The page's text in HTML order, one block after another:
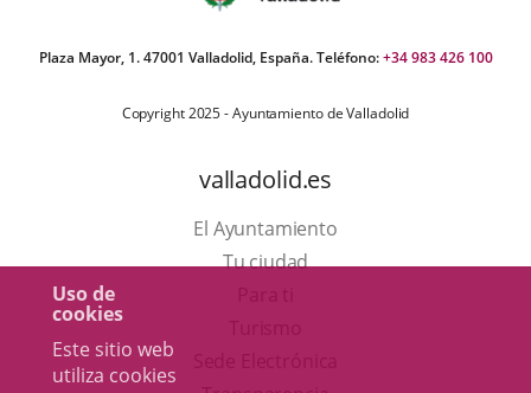
Uso de
cookies
Este sitio web
utiliza cookies
Plaza Mayor, 1. 47001 Valladolid, España. Teléfono:+34 983 426 100
Copyright 2025 - Ayuntamiento de Valladolid
valladolid.es
El Ayuntamiento
Tu ciudad